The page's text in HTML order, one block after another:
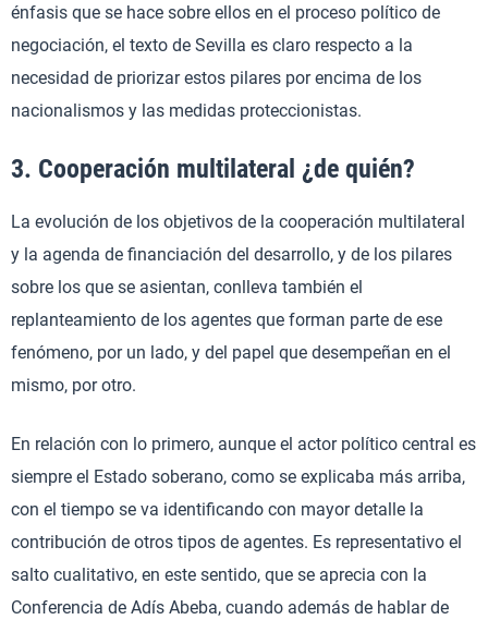
énfasis que se hace sobre ellos en el proceso político de
negociación, el texto de Sevilla es claro respecto a la
necesidad de priorizar estos pilares por encima de los
nacionalismos y las medidas proteccionistas.
3. Cooperación multilateral ¿de quién?
La evolución de los objetivos de la cooperación multilateral
y la agenda de financiación del desarrollo, y de los pilares
sobre los que se asientan, conlleva también el
replanteamiento de los agentes que forman parte de ese
fenómeno, por un lado, y del papel que desempeñan en el
mismo, por otro.
En relación con lo primero, aunque el actor político central es
siempre el Estado soberano, como se explicaba más arriba,
con el tiempo se va identificando con mayor detalle la
contribución de otros tipos de agentes. Es representativo el
salto cualitativo, en este sentido, que se aprecia con la
Conferencia de Adís Abeba, cuando además de hablar de